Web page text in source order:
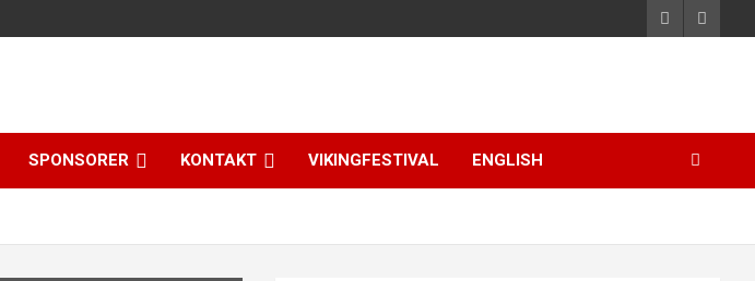
SPONSORER KONTAKT VIKINGFESTIVAL ENGLISH